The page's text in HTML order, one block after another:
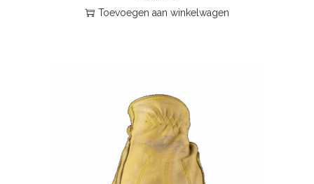
Toevoegen aan winkelwagen